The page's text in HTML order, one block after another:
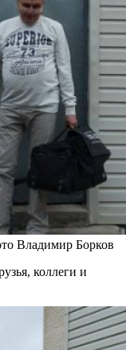
Владимир Борков
коллеги и